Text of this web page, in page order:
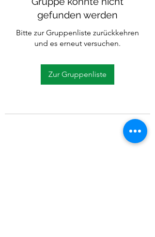
gefunden werden
Bitte zur Gruppenliste zurückkehren
und es erneut versuchen.
Zur Gruppenliste